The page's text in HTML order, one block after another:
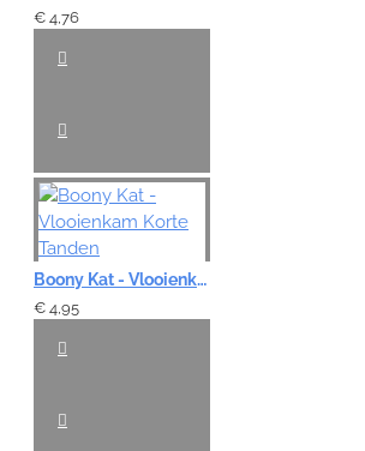
€ 4,76
Boony Kat - Vlooienkam Korte Tanden
€ 4,95